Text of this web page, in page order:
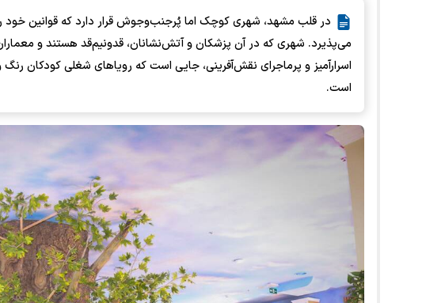
در قلب مشهد، شهری کوچک اما پُرجنب‌وجوش قرار دارد که قوانین خود
می‌پذیرد. شهری که در آن پزشکان و آتش‌نشانان، قدونیم‌قد هستند و
اسرارآمیز و پرماجرای نقش‌آفرینی، جایی است که رویاهای شغلی کودکان
است.